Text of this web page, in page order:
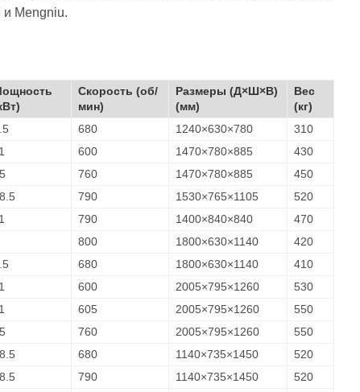
и Mengniu.
Скорость (об/
мин)
Размеры (Д×Ш×В)
(мм)
Вес
(кг)
680 1240×630×780
310
600 1470×780×885
430
760 1470×780×885
450
790 1530×765×1105
520
790 1400×840×840
470
800 1800×630×1140
420
680 1800×630×1140
410
600 2005×795×1260
530
605 2005×795×1260
550
760 2005×795×1260
550
680 1140×735×1450
520
790 1140×735×1450
520